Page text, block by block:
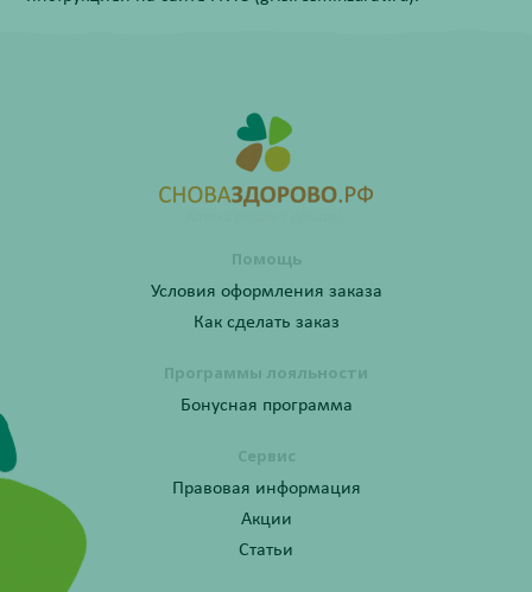
Помощь
Условия оформления заказа
Как сделать заказ
Программы лояльности
Бонусная программа
Сервис
Правовая информация
Акции
Статьи